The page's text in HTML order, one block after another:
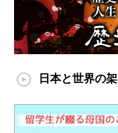
日本と世界の